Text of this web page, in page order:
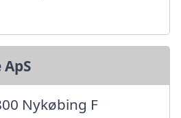
Nykøbing F